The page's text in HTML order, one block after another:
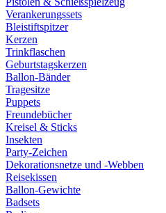
Verankerungssets
Bleistiftspitzer
Kerzen
Trinkflaschen
Geburtstagskerzen
Ballon-Bänder
Tragesitze
Puppets
Freundebücher
Kreisel & Sticks
Insekten
Party-Zeichen
Dekorationsnetze und -Webben
Reisekissen
Ballon-Gewichte
Badsets